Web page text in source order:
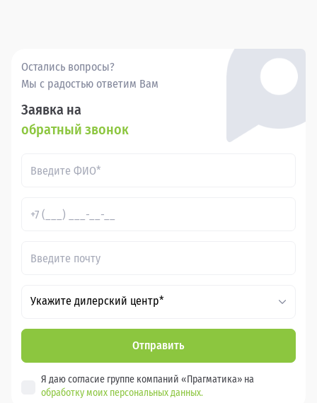
Остались вопросы?
Мы с радостью ответим Вам
Заявка на
обратный звонок
Укажите дилерский центр*
Отправить
Я даю согласие группе компаний «Прагматика» на
обработку моих персональных данных.